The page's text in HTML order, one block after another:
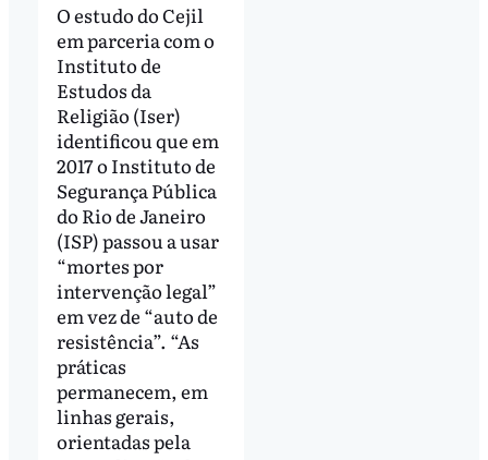
O estudo do Cejil
em parceria com o
Instituto de
Estudos da
Religião (Iser)
identificou que em
2017 o Instituto de
Segurança Pública
do Rio de Janeiro
(ISP) passou a usar
“mortes por
intervenção legal”
em vez de “auto de
resistência”. “As
práticas
permanecem, em
linhas gerais,
orientadas pela